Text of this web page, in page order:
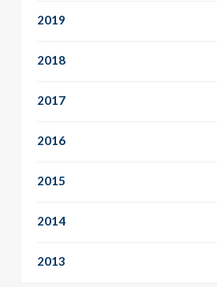
2019
2018
2017
2016
2015
2014
2013